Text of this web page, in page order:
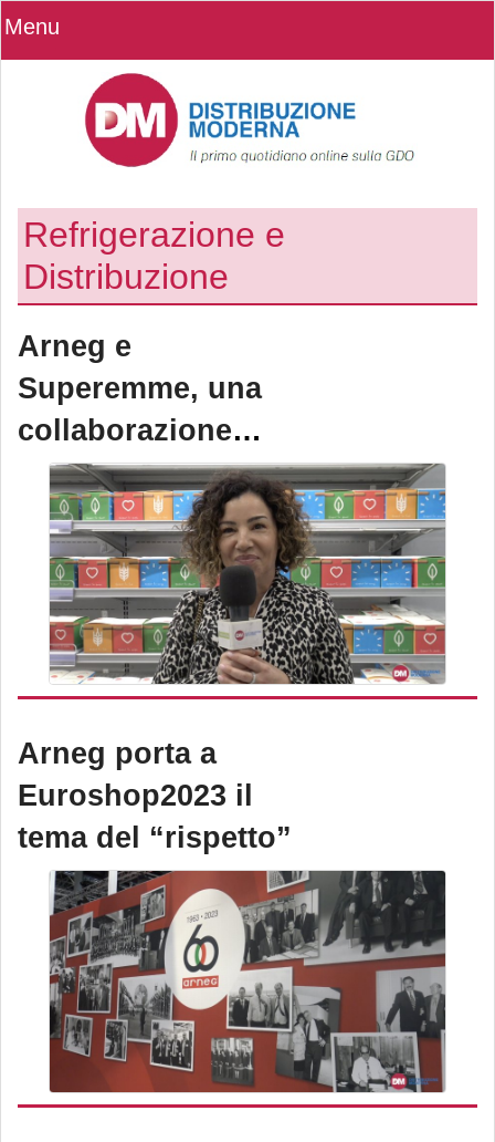
Menu
Refrigerazione e
Distribuzione
Arneg e
Superemme, una
collaborazione
lunga 15 anni
Arneg porta a
Euroshop2023 il
tema del “rispetto”